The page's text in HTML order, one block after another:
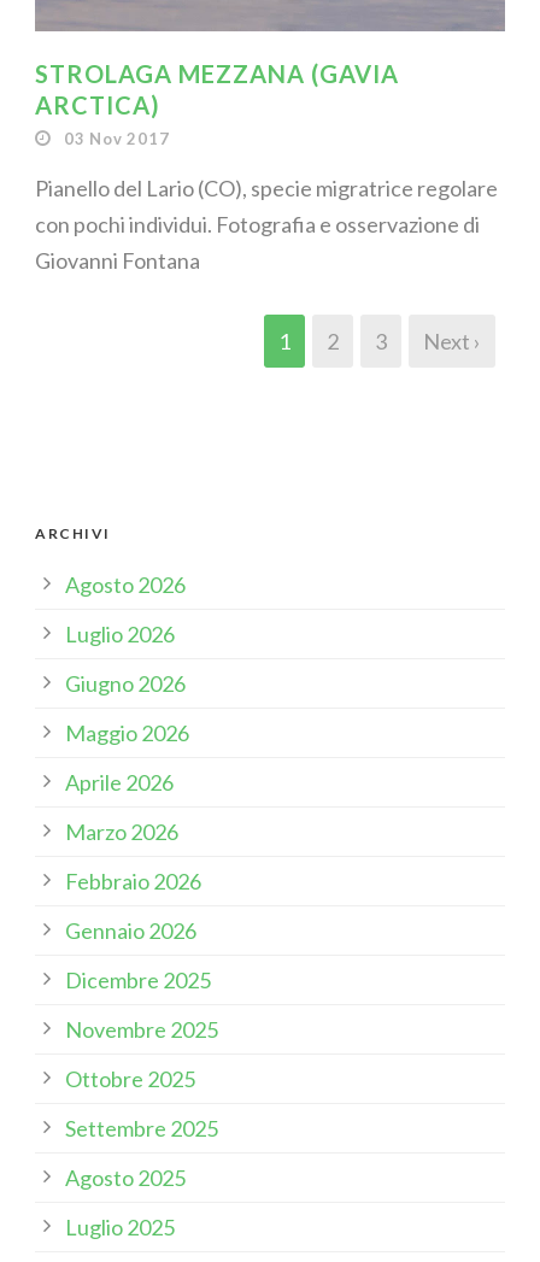
STROLAGA MEZZANA (GAVIA
ARCTICA)
03 Nov 2017
Pianello del Lario (CO), specie migratrice regolare
con pochi individui. Fotografia e osservazione di
Giovanni Fontana
1 2 3 Next ›
ARCHIVI
Agosto 2026
Luglio 2026
Giugno 2026
Maggio 2026
Aprile 2026
Marzo 2026
Febbraio 2026
Gennaio 2026
Dicembre 2025
Novembre 2025
Ottobre 2025
Settembre 2025
Agosto 2025
Luglio 2025